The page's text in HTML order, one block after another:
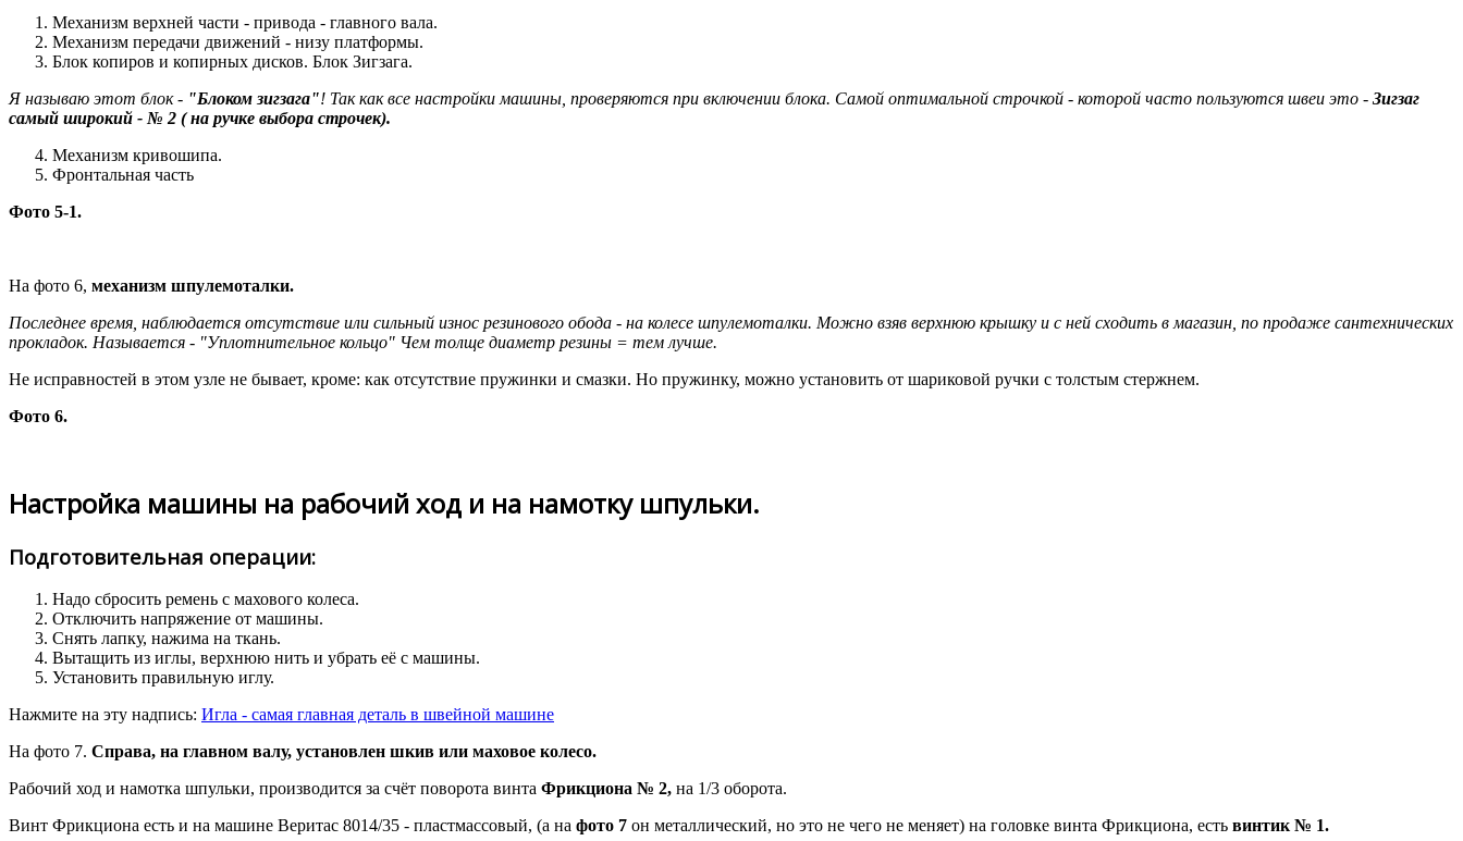
Механизм верхней части - привода - главного вала.
Механизм передачи движений - низу платформы.
Блок копиров и копирных дисков. Блок Зигзага.
Я называю этот блок - "Блоком зигзага"! Так как все настройки машины, проверяются при включении блока. Самой оптимальной строчкой - которой часто пользуются швеи это - Зигзаг
самый широкий - № 2 ( на ручке выбора строчек).
Механизм кривошипа.
Фронтальная часть
Фото 5-1.
На фото 6, механизм шпулемоталки.
Последнее время, наблюдается отсутствие или сильный износ резинового обода - на колесе шпулемоталки. Можно взяв верхнюю крышку и с ней сходить в магазин, по продаже сантехнических
прокладок. Называется - "Уплотнительное кольцо" Чем толще диаметр резины = тем лучше.
Не исправностей в этом узле не бывает, кроме: как отсутствие пружинки и смазки. Но пружинку, можно установить от шариковой ручки с толстым стержнем.
Фото 6.
Настройка машины на рабочий ход и на намотку шпульки.
Подготовительная операции:
Надо сбросить ремень с махового колеса.
Отключить напряжение от машины.
Снять лапку, нажима на ткань.
Вытащить из иглы, верхнюю нить и убрать её с машины.
Установить правильную иглу.
Нажмите на эту надпись: Игла - самая главная деталь в швейной машине
На фото 7. Справа, на главном валу, установлен шкив или маховое колесо.
Рабочий ход и намотка шпульки, производится за счёт поворота винта Фрикциона № 2, на 1/3 оборота.
Винт Фрикциона есть и на машине Веритас 8014/35 - пластмассовый, (а на фото 7 он металлический, но это не чего не меняет) на головке винта Фрикциона, есть винтик № 1.